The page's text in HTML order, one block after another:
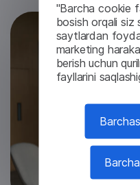
"Barcha cookie
bosish orqali siz
saytlardan
marketing
berish uchun
fayllarini